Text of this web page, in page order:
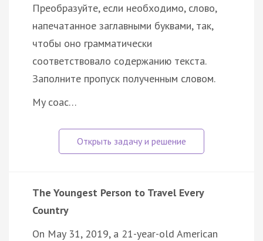
Преобразуйте, если необходимо, слово,
напечатанное заглавными буквами, так,
чтобы оно грамматически
соответствовало содержанию текста.
Заполните пропуск полученным словом.
My coac…
The Youngest Person to Travel Every
Country
On May 31, 2019, a 21-year-old American